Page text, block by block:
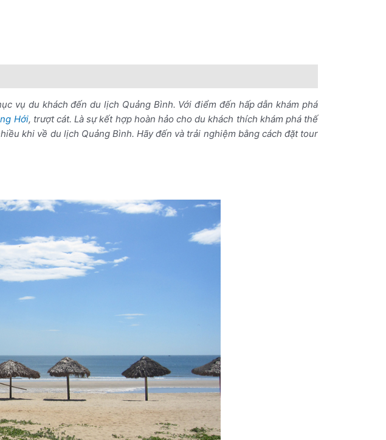
vụ du khách đến du lịch Quảng Bình. Với điểm đến hấp dẫn khám phá
Hới, trượt cát. Là sự kết hợp hoàn hảo cho du khách thích khám phá thế
khi về du lịch Quảng Bình. Hãy đến và trải nghiệm bằng cách đặt tour